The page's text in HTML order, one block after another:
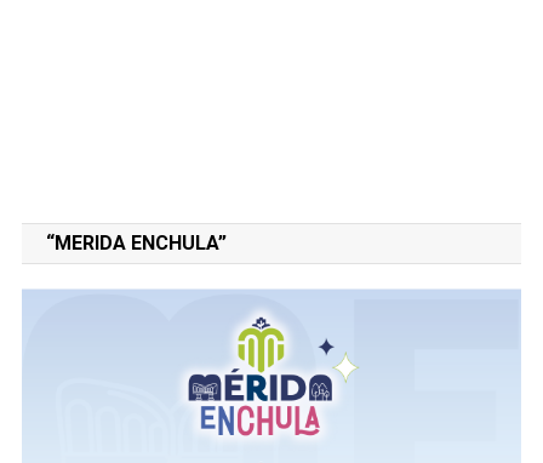
“MERIDA ENCHULA”